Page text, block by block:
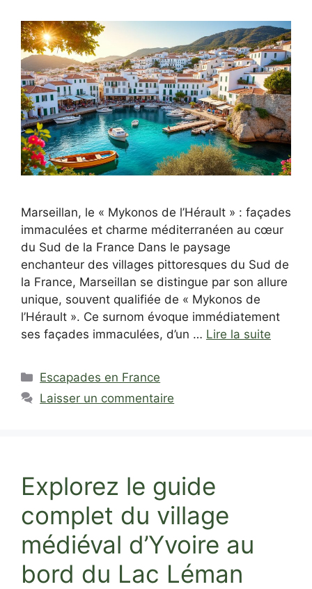
Marseillan, le « Mykonos de l’Hérault » : façades
immaculées et charme méditerranéen au cœur
du Sud de la France Dans le paysage
enchanteur des villages pittoresques du Sud de
la France, Marseillan se distingue par son allure
unique, souvent qualifiée de « Mykonos de
l’Hérault ». Ce surnom évoque immédiatement
ses façades immaculées, d’un … Lire la suite
Catégories
Escapades en France
Laisser un commentaire
Explorez le guide
complet du village
médiéval d’Yvoire au
bord du Lac Léman